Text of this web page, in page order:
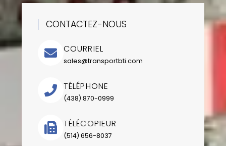
CONTACTEZ-NOUS
COURRIEL
sales@transportbti.com
TÉLÉPHONE
(438) 870-0999
TÉLÉCOPIEUR
(514) 656-8037